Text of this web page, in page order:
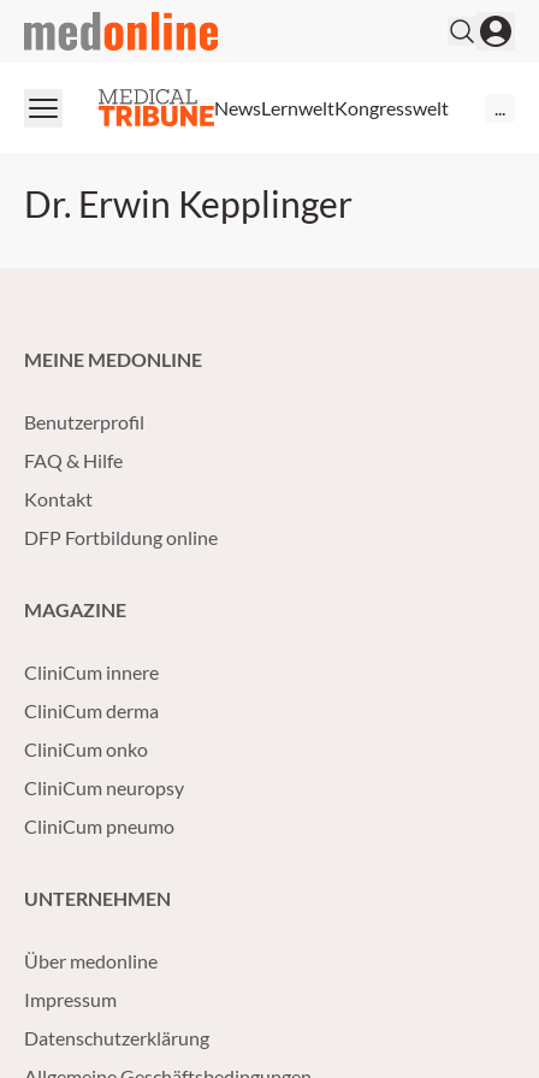
medonline
NewsLernweltKongresswelt
Dr. Erwin Kepplinger
MEINE MEDONLINE
Benutzerprofil
FAQ & Hilfe
Kontakt
DFP Fortbildung online
MAGAZINE
CliniCum innere
CliniCum derma
CliniCum onko
CliniCum neuropsy
CliniCum pneumo
UNTERNEHMEN
Über medonline
Impressum
Datenschutzerklärung